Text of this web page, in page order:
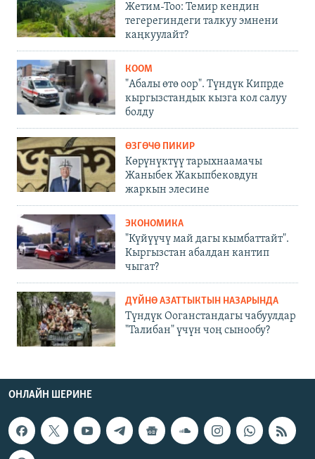
Жетим-Тоо: Темир кендин
тегерегиндеги талкуу эмнени
каңкуулайт?
КООМ
"Абалы өтө оор". Түндүк Кипрде
кыргызстандык кызга кол салуу
болду
ӨЗГӨЧӨ ПИКИР
Көрүнүктүү тарыхнаамачы
Жаныбек Жакыпбековдун
жаркын элесине
ЭКОНОМИКА
"Күйүүчү май дагы кымбаттайт".
Кыргызстан абалдан кантип
чыгат?
ДҮЙНӨ АЗАТТЫКТЫН НАЗАРЫНДА
Түндүк Ооганстандагы чабуулдар
"Талибан" үчүн чоң сынообу?
ОНЛАЙН ШЕРИНЕ